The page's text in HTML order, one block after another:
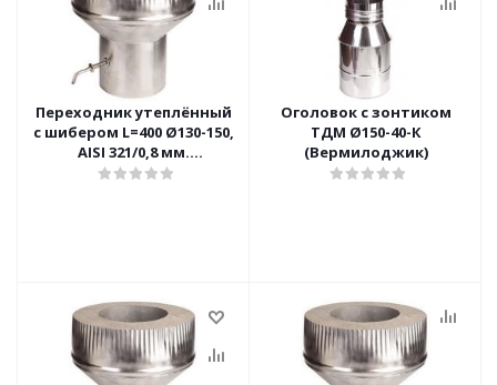
Переходник утеплённый
с шибером L=400 Ø130-150,
AISI 321/0,8 мм.
(Вермилоджик)
Оголовок с зонтиком
ТДМ Ø150-40-К
(Вермилоджик)